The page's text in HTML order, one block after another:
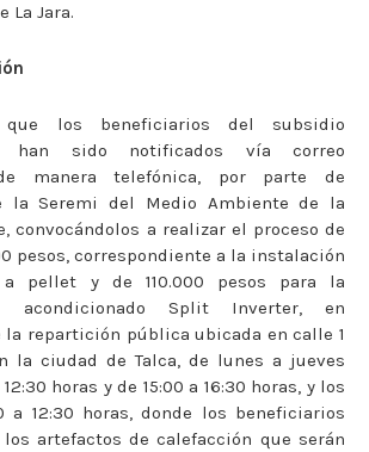
La Jara.
que los beneficiarios del subsidio
han sido notificados vía correo
manera telefónica, por parte de
la Seremi del Medio Ambiente de la
convocándolos a realizar el proceso de
pesos, correspondiente a la instalación
pellet y de 110.000 pesos para la
acondicionado Split Inverter, en
la repartición pública ubicada en calle 1
la ciudad de Talca, de lunes a jueves
horas y de 15:00 a 16:30 horas, y los
a 12:30 horas, donde los beneficiarios
artefactos de calefacción que serán